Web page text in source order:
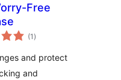
Free
(1 totaal
waarderingen
)
and protect
and